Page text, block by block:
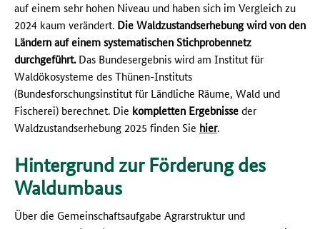
auf einem sehr hohen Niveau und haben sich im Vergleich zu
2024 kaum verändert. Die Waldzustandserhebung wird von den
Ländern auf einem systematischen Stichprobennetz
durchgeführt.Das Bundesergebnis wird am Institut für
Waldökosysteme des Thünen-Instituts
(Bundesforschungsinstitut für Ländliche Räume, Wald und
Fischerei) berechnet. Die kompletten Ergebnisseder
Waldzustandserhebung 2025 finden Sie hier.
Hintergrund zur Förderung des
Waldumbaus
Über die Gemeinschaftsaufgabe Agrarstruktur und